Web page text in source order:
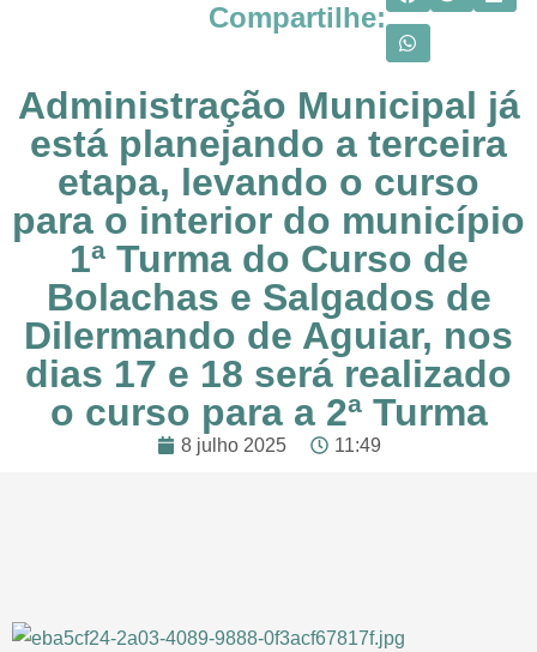
Compartilhe:
Administração Municipal já
está planejando a terceira
etapa, levando o curso
para o interior do município
1ª Turma do Curso de
Bolachas e Salgados de
Dilermando de Aguiar, nos
dias 17 e 18 será realizado
o curso para a 2ª Turma
8 julho 2025 11:49